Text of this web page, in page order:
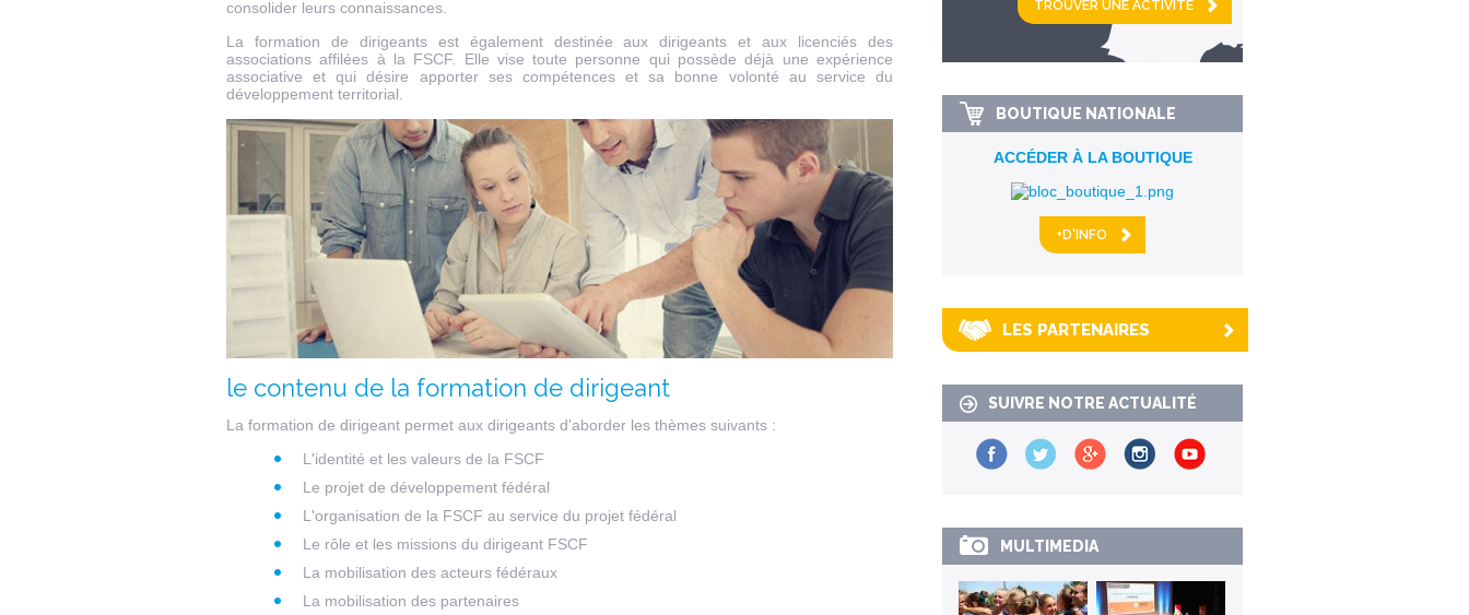
consolider leurs connaissances.
La formation de dirigeants est également destinée aux dirigeants et aux licenciés des
associations affilées à la FSCF. Elle vise toute personne qui possède déjà une expérience
associative et qui désire apporter ses compétences et sa bonne volonté au service du
développement territorial.
le contenu de la formation de dirigeant
La formation de dirigeant permet aux dirigeants d'aborder les thèmes suivants :
L'identité et les valeurs de la FSCF
Le projet de développement fédéral
L'organisation de la FSCF au service du projet fédéral
Le rôle et les missions du dirigeant FSCF
La mobilisation des acteurs fédéraux
La mobilisation des partenaires
km alentour
BOUTIQUE NATIONALE
ACCÉDER À LA BOUTIQUE
+D'INFO
LES PARTENAIRES
SUIVRE NOTRE ACTUALITÉ
MULTIMEDIA